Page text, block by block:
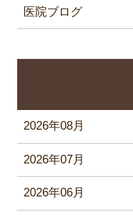
医院ブログ
2026年08月
2026年07月
2026年06月